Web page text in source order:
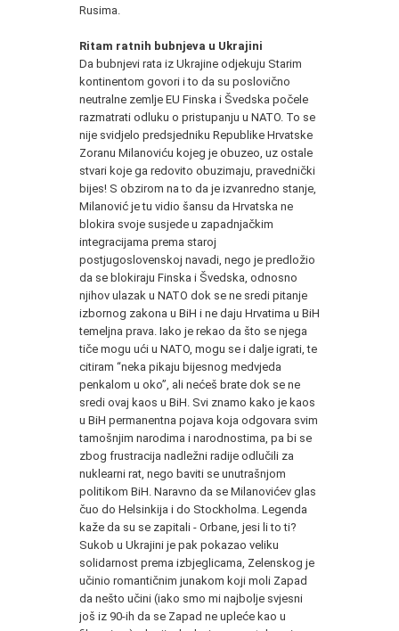
Rusima.
Ritam ratnih bubnjeva u Ukrajini
Da bubnjevi rata iz Ukrajine odjekuju Starim
kontinentom govori i to da su poslovično
neutralne zemlje EU Finska i Švedska počele
razmatrati odluku o pristupanju u NATO. To se
nije svidjelo predsjedniku Republike Hrvatske
Zoranu Milanoviću kojeg je obuzeo, uz ostale
stvari koje ga redovito obuzimaju, pravednički
bijes! S obzirom na to da je izvanredno stanje,
Milanović je tu vidio šansu da Hrvatska ne
blokira svoje susjede u zapadnjačkim
integracijama prema staroj
postjugoslovenskoj navadi, nego je predložio
da se blokiraju Finska i Švedska, odnosno
njihov ulazak u NATO dok se ne sredi pitanje
izbornog zakona u BiH i ne daju Hrvatima u BiH
temeljna prava. Iako je rekao da što se njega
tiče mogu ući u NATO, mogu se i dalje igrati, te
citiram “neka pikaju bijesnog medvjeda
penkalom u oko”, ali nećeš brate dok se ne
sredi ovaj kaos u BiH. Svi znamo kako je kaos
u BiH permanentna pojava koja odgovara svim
tamošnjim narodima i narodnostima, pa bi se
zbog frustracija nadležni radije odlučili za
nuklearni rat, nego baviti se unutrašnjom
politikom BiH. Naravno da se Milanovićev glas
čuo do Helsinkija i do Stockholma. Legenda
kaže da su se zapitali - Orbane, jesi li to ti?
Sukob u Ukrajini je pak pokazao veliku
solidarnost prema izbjeglicama, Zelenskog je
učinio romantičnim junakom koji moli Zapad
da nešto učini (iako smo mi najbolje svjesni
još iz 90-ih da se Zapad ne upleće kao u